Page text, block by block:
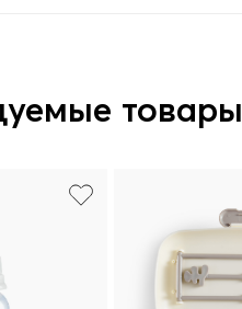
товары